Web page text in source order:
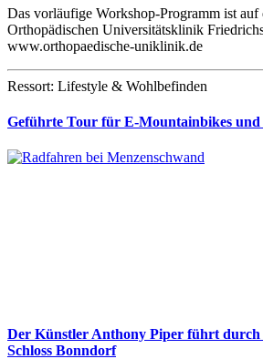
Das vorläufige Workshop-Programm ist auf
Orthopädischen Universitätsklinik
www.orthopaedische-uniklinik.de
Ressort: Lifestyle & Wohlbefinden
Geführte Tour für E-Mountainbikes und
Der Künstler Anthony Piper führt durch
Schloss Bonndorf